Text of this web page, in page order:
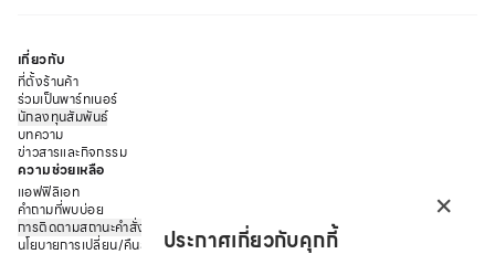
เกี่ยวกับ
ที่ตั้งร้านค้า
ร่วมเป็นพาร์ทเนอร์
นักลงทุนสัมพันธ์
บทความ
ข่าวสารและกิจกรรม
ความช่วยเหลือ
แอฟฟิลิเอท
คำถามที่พบบ่อย
การติดตามสถานะคำสั่งซื้อ
นโยบายการเปลี่ยน/คืนสินค้า
×
ประกาศเกี่ยวกับคุกกี้